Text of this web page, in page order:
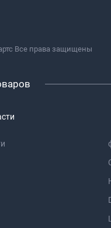
Все права защищены